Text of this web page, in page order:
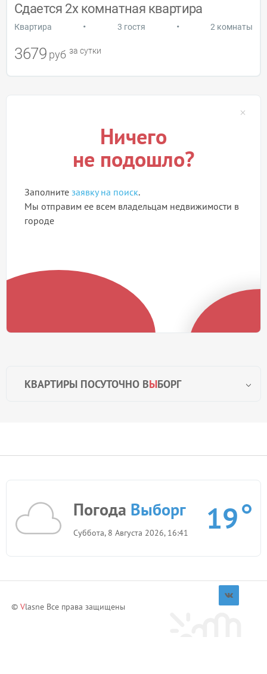
КВАРТИРЫ ПОСУТОЧНО ВЫБОРГ
Выборг)
руб.
Сдается 2х комнатная квартира
Квартира • 3 гостя • 2 комнаты
3679 руб за сутки
Ничего
не подошло?
Заполните заявку на поиск.
Мы отправим ее всем владельцам недвижимости в
городе
Погода Выборг
Суббота, 8 Августа 2026, 16:41 19
© Vlasne Все права защищены